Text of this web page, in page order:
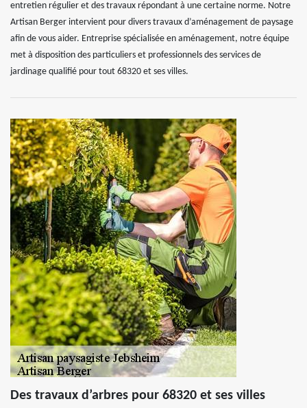
entretien régulier et des travaux répondant à une certaine norme. Notre
Artisan Berger intervient pour divers travaux d’aménagement de paysage
afin de vous aider. Entreprise spécialisée en aménagement, notre équipe
met à disposition des particuliers et professionnels des services de
jardinage qualifié pour tout 68320 et ses villes.
Des travaux d’arbres pour 68320 et ses villes